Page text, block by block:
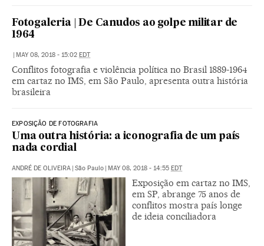
Fotogaleria | De Canudos ao golpe militar de
1964
| MAY 08, 2018 - 15:02 EDT
Conflitos fotografia e violência política no Brasil 1889-1964
em cartaz no IMS, em São Paulo, apresenta outra história
brasileira
EXPOSIÇÃO DE FOTOGRAFIA
Uma outra história: a iconografia de um país
nada cordial
ANDRÉ DE OLIVEIRA | São Paulo | MAY 08, 2018 - 14:55 EDT
Exposição em cartaz no IMS,
em SP, abrange 75 anos de
conflitos mostra país longe
de ideia conciliadora